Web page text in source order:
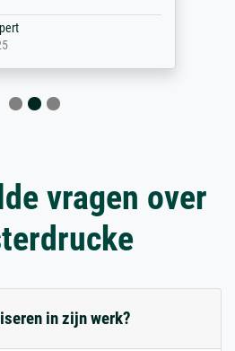
vragen over
in zijn werk?